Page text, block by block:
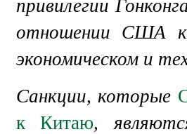
привилегии
отношении США к
экономическом и
Санкции, которые
к Китаю,